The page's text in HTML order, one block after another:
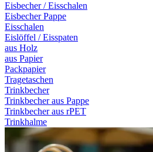
Eisbecher / Eisschalen
Eisbecher Pappe
Eisschalen
Eislöffel / Eisspaten
aus Holz
aus Papier
Packpapier
Tragetaschen
Trinkbecher
Trinkbecher aus Pappe
Trinkbecher aus rPET
Trinkhalme